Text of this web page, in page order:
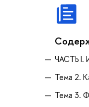
ЧАСТЬ I.
Тема 2.
Тема 3.